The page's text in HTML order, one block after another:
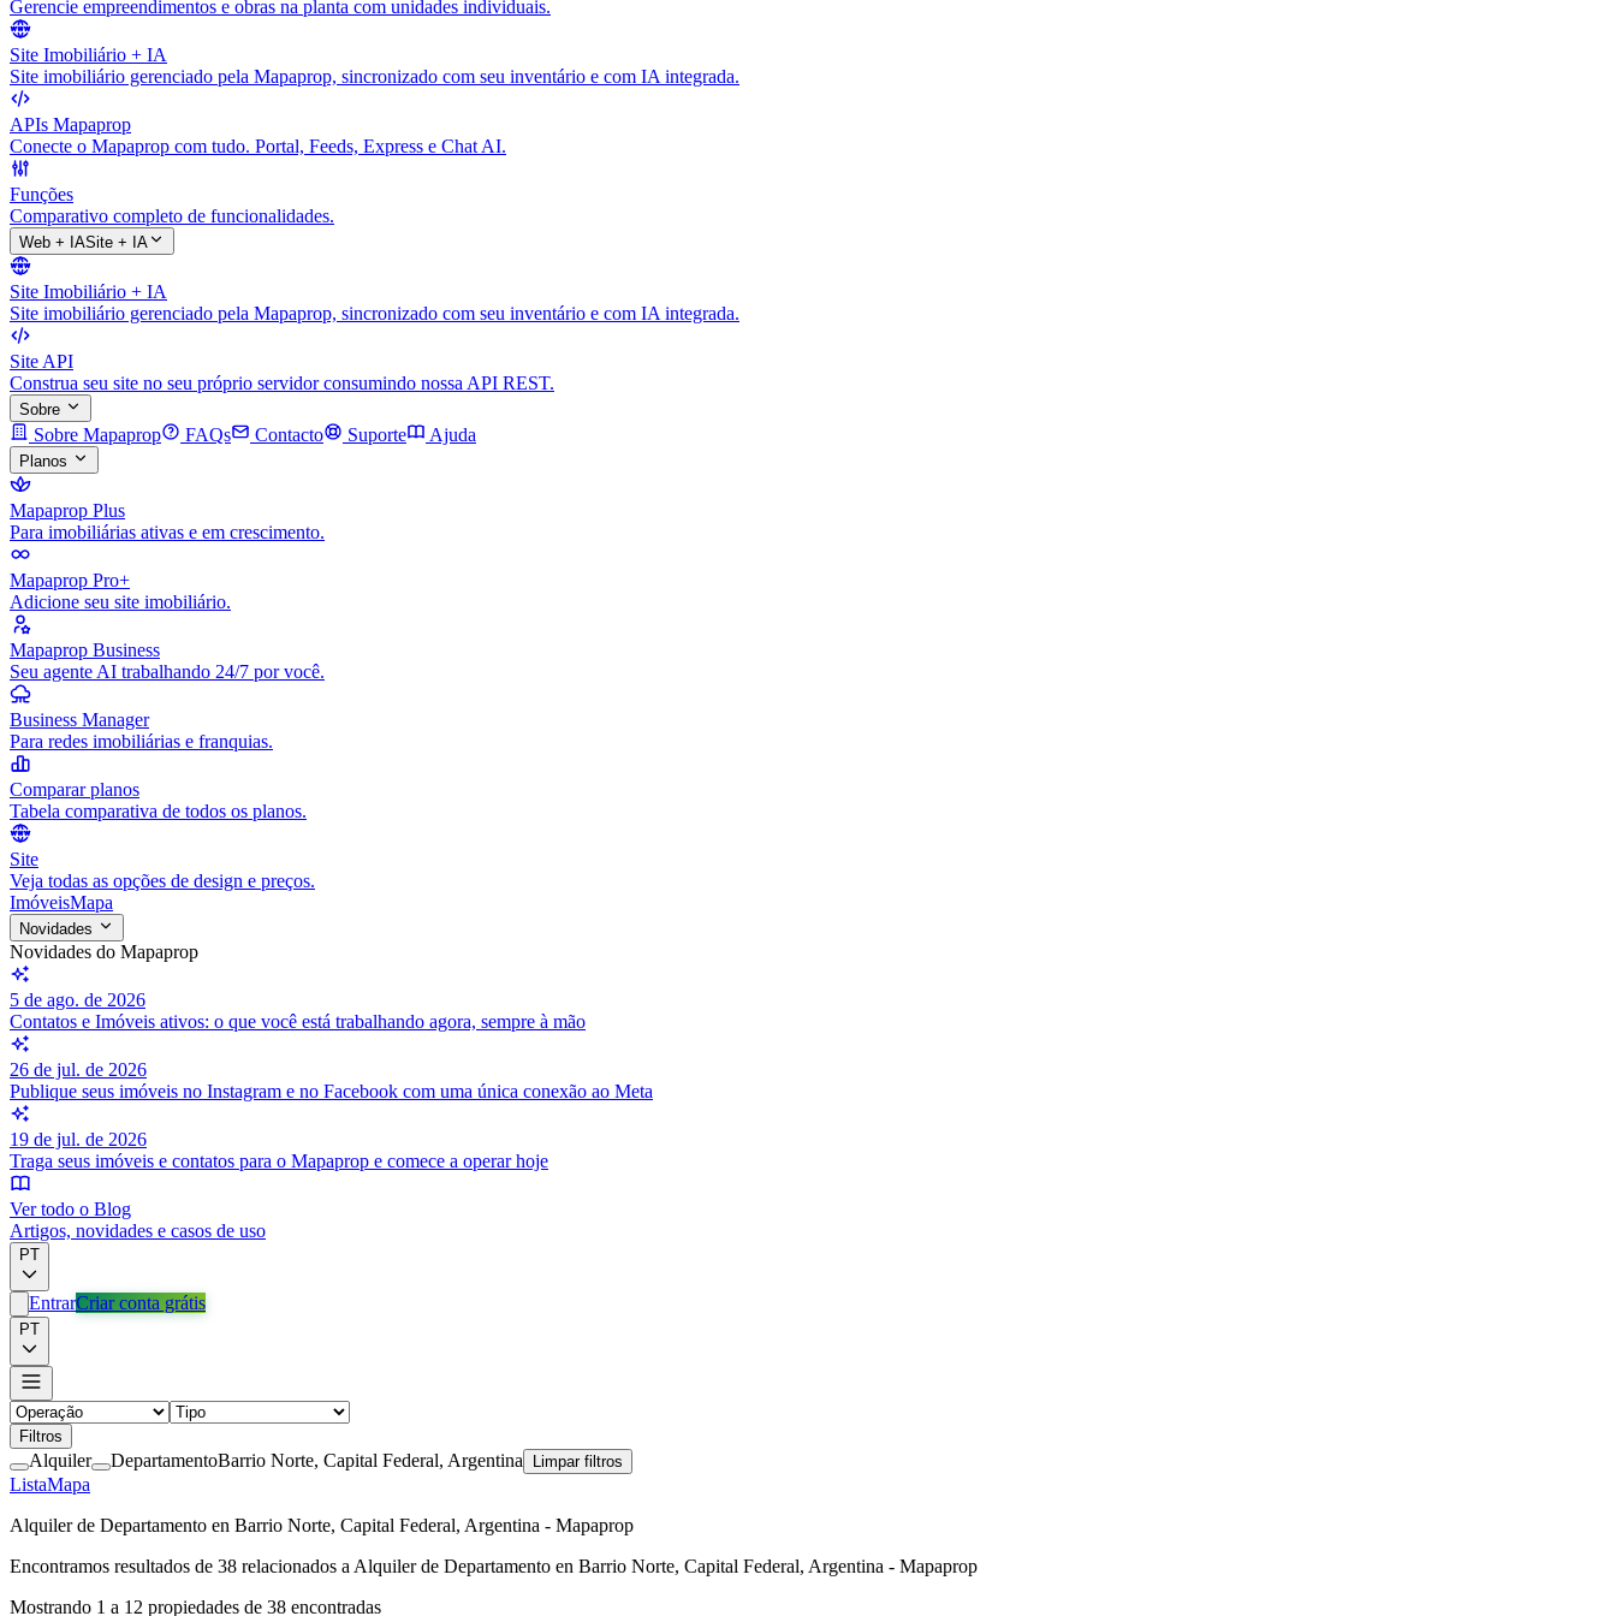
Gerencie empreendimentos e obras na planta com unidades individuais.
Site Imobiliário + IA
Site imobiliário gerenciado pela Mapaprop, sincronizado com seu inventário e com IA integrada.
APIs Mapaprop
Conecte o Mapaprop com tudo. Portal, Feeds, Express e Chat AI.
Funções
Comparativo completo de funcionalidades.
Web + IASite + IA
Site Imobiliário + IA
Site imobiliário gerenciado pela Mapaprop, sincronizado com seu inventário e com IA integrada.
Site API
Construa seu site no seu próprio servidor consumindo nossa API REST.
Sobre
Sobre Mapaprop FAQs Contacto Suporte Ajuda
Planos
Mapaprop Plus
Para imobiliárias ativas e em crescimento.
Mapaprop Pro+
Adicione seu site imobiliário.
Mapaprop Business
Seu agente AI trabalhando 24/7 por você.
Business Manager
Para redes imobiliárias e franquias.
Comparar planos
Tabela comparativa de todos os planos.
Site
Veja todas as opções de design e preços.
ImóveisMapa
Novidades
Novidades do Mapaprop
5 de ago. de 2026
Contatos e Imóveis ativos: o que você está trabalhando agora, sempre à mão
26 de jul. de 2026
Publique seus imóveis no Instagram e no Facebook com uma única conexão ao Meta
19 de jul. de 2026
Traga seus imóveis e contatos para o Mapaprop e comece a operar hoje
Ver todo o Blog
Artigos, novidades e casos de uso
PT
EntrarCriar conta grátis
PT
Filtros
Alquiler DepartamentoBarrio Norte, Capital Federal, Argentina Limpar filtros
ListaMapa
Alquiler de Departamento en Barrio Norte, Capital Federal, Argentina - Mapaprop
Encontramos resultados de 38 relacionados a Alquiler de Departamento en Barrio Norte, Capital Federal, Argentina - Mapaprop
Mostrando 1 a 12 propiedades de 38 encontradas